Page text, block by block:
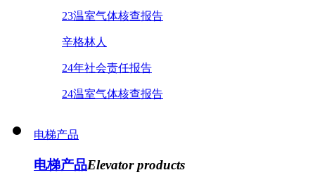
23温室气体核查报告
辛格林人
24年社会责任报告
24温室气体核查报告
电梯产品
电梯产品Elevator products